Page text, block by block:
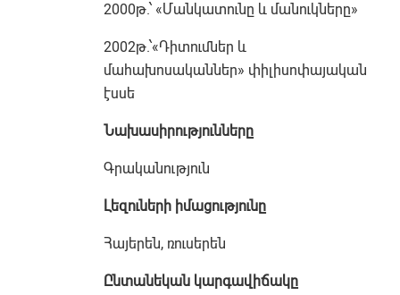
2000թ.՝ «Մանկատունը և մանուկները»
2002թ.՝«Դիտումներ և
մահախոսականներ» փիլիսոփայական
էսսե
Նախասիրությունները
Գրականություն
Լեզուների իմացությունը
Հայերեն, ռուսերեն
Ընտանեկան կարգավիճակը